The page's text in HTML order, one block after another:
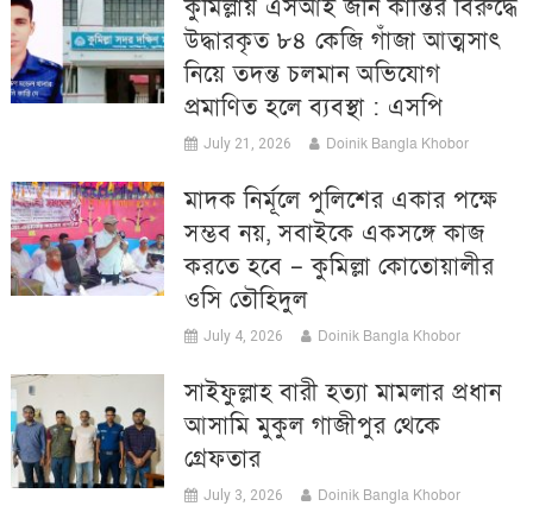
কুমিল্লায় এসআই জনি কান্তির বিরুদ্ধে
উদ্ধারকৃত ৮৪ কেজি গাঁজা আত্মসাৎ
নিয়ে তদন্ত চলমান অভিযোগ
প্রমাণিত হলে ব্যবস্থা : এসপি
July 21, 2026 Doinik Bangla Khobor
মাদক নির্মূলে পুলিশের একার পক্ষে
সম্ভব নয়, সবাইকে একসঙ্গে কাজ
করতে হবে – কুমিল্লা কোতোয়ালীর
ওসি তৌহিদুল
July 4, 2026 Doinik Bangla Khobor
সাইফুল্লাহ বারী হত্যা মামলার প্রধান
আসামি মুকুল গাজীপুর থেকে
গ্রেফতার
July 3, 2026 Doinik Bangla Khobor